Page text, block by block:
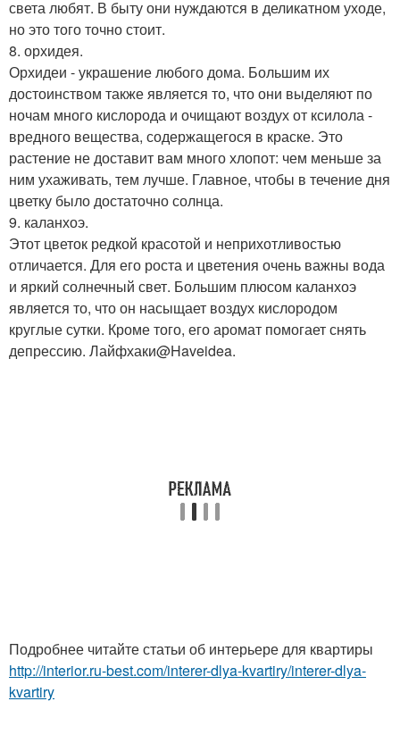
света любят. В быту они нуждаются в деликатном уходе,
но это того точно стоит.
8. орхидея.
Орхидеи - украшение любого дома. Большим их
достоинством также является то, что они выделяют по
ночам много кислорода и очищают воздух от ксилола -
вредного вещества, содержащегося в краске. Это
растение не доставит вам много хлопот: чем меньше за
ним ухаживать, тем лучше. Главное, чтобы в течение дня
цветку было достаточно солнца.
9. каланхоэ.
Этот цветок редкой красотой и неприхотливостью
отличается. Для его роста и цветения очень важны вода
и яркий солнечный свет. Большим плюсом каланхоэ
является то, что он насыщает воздух кислородом
круглые сутки. Кроме того, его аромат помогает снять
депрессию. Лайфхаки@Haveidea.
Подробнее читайте статьи об интерьере для квартиры
http://interior.ru-best.com/interer-dlya-kvartiry/interer-dlya-
kvartiry